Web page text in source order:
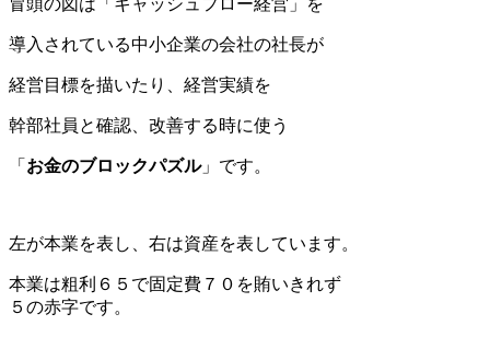
冒頭の図は「キャッシュフロー経営」を
導入されている中小企業の会社の社長が
経営目標を描いたり、経営実績を
幹部社員と確認、改善する時に使う
「 お金のブロックパズル」です。
左が本業を表し、右は資産を表しています。
本業は粗利６５で固定費７０を賄いきれず
５の赤字です。